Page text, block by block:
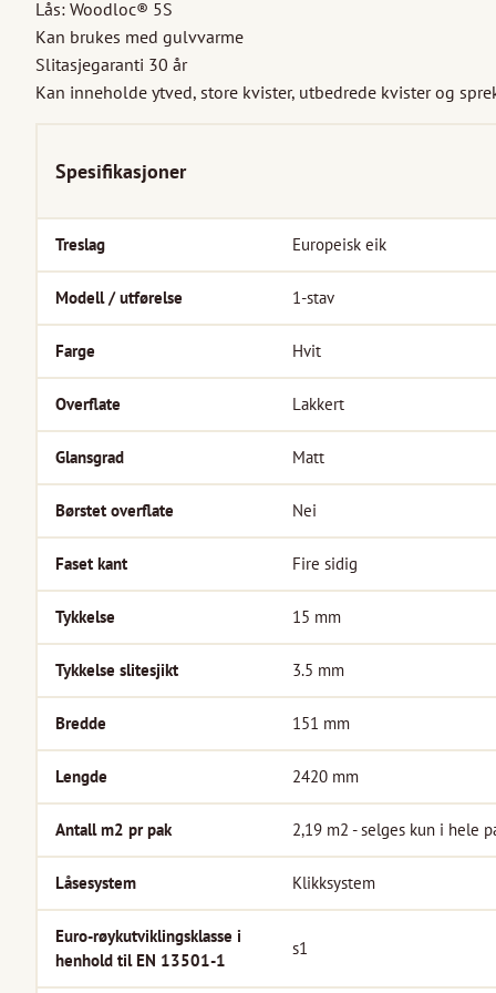
Lås: Woodloc® 5S
Kan brukes med gulvvarme
Slitasjegaranti 30 år
Kan inneholde ytved, store kvister, utbedrede kvister og
Spesifikasjoner
Treslag Europeisk eik
Modell / utførelse 1-stav
Farge Hvit
Overflate Lakkert
Glansgrad Matt
Børstet overflate Nei
Faset kant Fire sidig
Tykkelse 15 mm
Tykkelse slitesjikt 3.5 mm
Bredde 151 mm
Lengde 2420 mm
Antall m2 pr pak 2,19 m2 - selges kun i hele
Låsesystem Klikksystem
Euro-røykutviklingsklasse i
henhold til EN 13501-1
s1